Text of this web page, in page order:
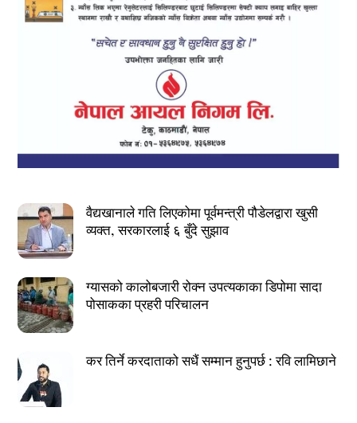
वैद्यखानाले गति लिएकोमा पूर्वमन्त्री पौडेलद्वारा खुसी
व्यक्त, सरकारलाई ६ बुँदे सुझाव
ग्यासको कालोबजारी रोक्न उपत्यकाका डिपोमा सादा
पोसाकका प्रहरी परिचालन
कर तिर्ने करदाताको सधैं सम्मान हुनुपर्छ : रवि लामिछाने